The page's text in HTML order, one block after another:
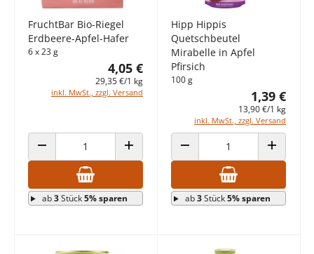
FruchtBar Bio-Riegel
Erdbeere-Apfel-Hafer
6 x 23 g
4,05 €
29,35 €/1 kg
inkl. MwSt., zzgl. Versand
ANZAHL VERRINGERN ANZAHL ERHÖHEN
ab3Stück5% sparen
Hipp Hippis
Quetschbeutel
Mirabelle in Apfel
Pfirsich
100 g
1,39 €
13,90 €/1 kg
inkl. MwSt., zzgl. Versand
ANZAHL VERRINGERN ANZAHL
ab3Stück5% sparen